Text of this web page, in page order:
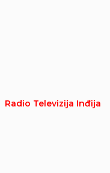
Radio Televizija Inđija